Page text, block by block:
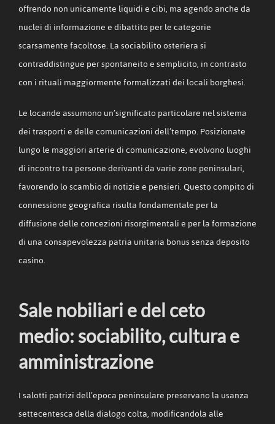
offrendo non unicamente liquidi e cibi, ma agendo anche da
nuclei di informazione e dibattito per le categorie
scarsamente facoltose. La sociabilito osteriera si
contraddistingue per spontaneito e semplicito, in contrasto
con i rituali maggiormente formalizzati dei locali borghesi.
Le locande assumono un’significato particolare nel sistema
dei trasporti e delle comunicazioni dell’tempo. Posizionate
lungo le maggiori arterie di comunicazione, evolvono luoghi
di incontro tra persone derivanti da varie zone peninsulari,
favorendo lo scambio di notizie e pensieri. Questo compito di
connessione geografica risulta fondamentale per la
diffusione delle concezioni risorgimentali e per la formazione
di una consapevolezza patria unitaria bonus senza deposito
casino.
Sale nobiliari e del ceto
medio: sociabilito, cultura e
amministrazione
I salotti patrizi dell’epoca peninsulare preservano la usanza
settecentesca della dialogo colta, modificandola alle